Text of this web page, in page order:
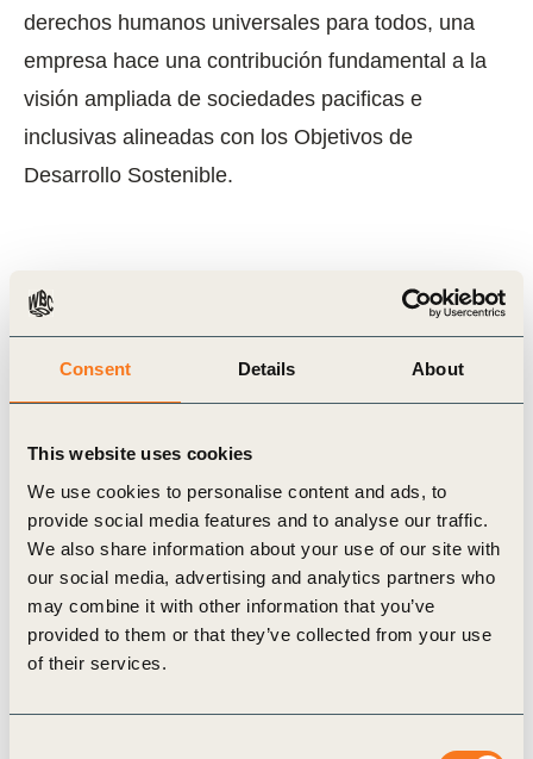
Consent Details About
This website uses cookies
We use cookies to personalise content and ads, to
provide social media features and to analyse our traffic.
We also share information about your use of our site with
our social media, advertising and analytics partners who
may combine it with other information that you’ve
provided to them or that they’ve collected from your use
of their services.
derechos humanos universales para todos, una
empresa hace una contribución fundamental a la
visión ampliada de sociedades pacificas e
inclusivas alineadas con los Objetivos de
Desarrollo Sostenible.
Related Materials
Video